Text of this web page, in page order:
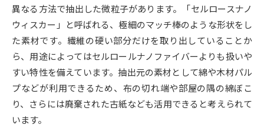
来場型・Web型イベント特集 夢ナビライブ
受験準備 資料検索
志望校・出願校を調べる
異なる方法で抽出した微粒子があります。「セルロースナノ
ウィスカー」と呼ばれる、極細のマッチ棒のような形状をし
た素材です。繊維の硬い部分だけを取り出していることか
ら、用途によってはセルロールナノファイバーよりも扱いや
すい特性を備えています。抽出元の素材として綿や木材パル
プなどが利用できるため、布の切れ端や部屋の隅の綿ぼこ
り、さらには廃棄された古紙なども活用できると考えられて
います。